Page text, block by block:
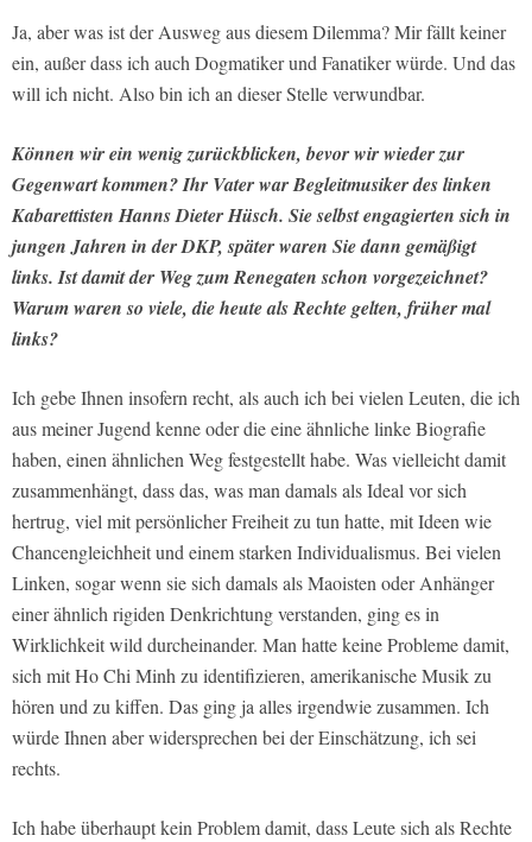
Ja, aber was ist der Ausweg aus diesem Dilemma? Mir fällt keiner
ein, außer dass ich auch Dogmatiker und Fanatiker würde. Und das
will ich nicht. Also bin ich an dieser Stelle verwundbar.
Können wir ein wenig zurückblicken, bevor wir wieder zur
Gegenwart kommen? Ihr Vater war Begleitmusiker des linken
Kabarettisten Hanns Dieter Hüsch. Sie selbst engagierten sich in
jungen Jahren in der DKP, später waren Sie dann gemäßigt
links. Ist damit der Weg zum Renegaten schon vorgezeichnet?
Warum waren so viele, die heute als Rechte gelten, früher mal
links?
Ich gebe Ihnen insofern recht, als auch ich bei vielen Leuten, die ich
aus meiner Jugend kenne oder die eine ähnliche linke Biografie
haben, einen ähnlichen Weg festgestellt habe. Was vielleicht damit
zusammenhängt, dass das, was man damals als Ideal vor sich
hertrug, viel mit persönlicher Freiheit zu tun hatte, mit Ideen wie
Chancengleichheit und einem starken Individualismus. Bei vielen
Linken, sogar wenn sie sich damals als Maoisten oder Anhänger
einer ähnlich rigiden Denkrichtung verstanden, ging es in
Wirklichkeit wild durcheinander. Man hatte keine Probleme damit,
sich mit Ho Chi Minh zu identifizieren, amerikanische Musik zu
hören und zu kiffen. Das ging ja alles irgendwie zusammen. Ich
würde Ihnen aber widersprechen bei der Einschätzung, ich sei
rechts.
Ich habe überhaupt kein Problem damit, dass Leute sich als Rechte